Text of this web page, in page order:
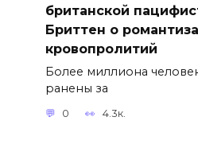
британской
Бриттен о
кровопролитий
Более миллиона
ранены за
0 4.3к.